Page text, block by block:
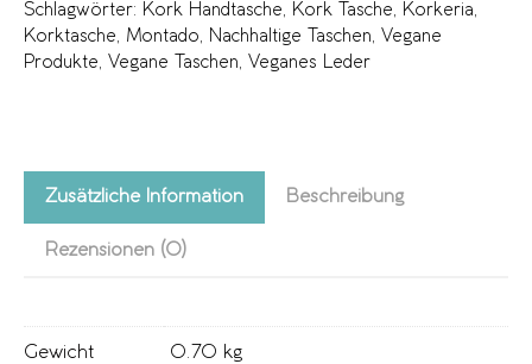
Schlagwörter: Kork Handtasche Kork Tasche Korkeria
Korktasche
Montado Nachhaltige Taschen
Vegane
Produkte
Vegane Taschen Veganes Leder
Zusätzliche Information Beschreibung
Rezensionen (0)
Gewicht 0.70 kg